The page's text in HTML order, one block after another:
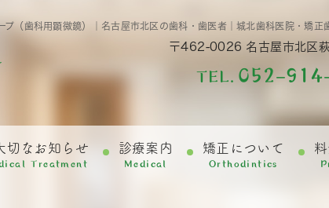
プ（歯科用顕微鏡）｜名古屋市北区の歯科・歯医者｜城北歯科医院・矯正
〒462-0026 名古屋市北区
TEL. 052-
切なお知らせ
Treatment
診療案内
Medical
矯正について
Orthodintics